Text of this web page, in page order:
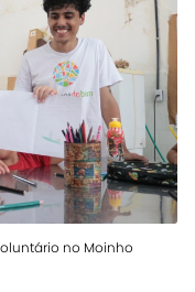
no Moinho